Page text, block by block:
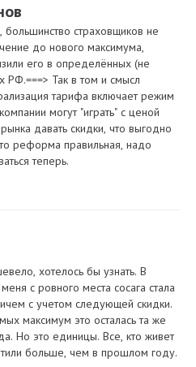
страховщиков не
до нового максимума,
его в определённых (не
РФ.===> Так в том и смысл
тарифа включает режим
могут "играть" с ценой
давать скидки, что выгодно
реформа правильная, надо
теперь.
хотелось бы узнать. В
с ровного места сосага стала
с учетом следующей скидки.
максимум это осталась та же
Но это единицы. Все, кто живет
больше, чем в прошлом году.